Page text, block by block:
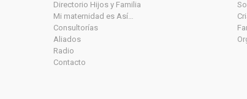
Directorio Hijos y Familia
Mi maternidad es Así…
Consultorías
Aliados
Radio
Contacto